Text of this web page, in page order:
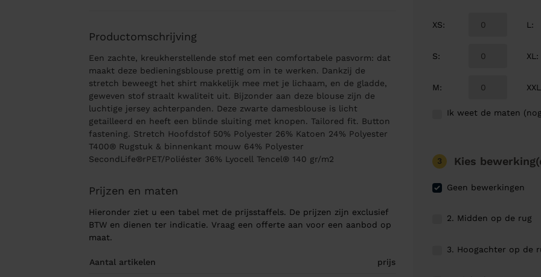
Productomschrijving
Een zachte, kreukherstellende stof met een comfortabele pasvorm: dat
maakt deze bedieningsblouse prettig om in te werken. Dankzij de
stretch beweegt het shirt makkelijk mee met je lichaam, en de gladde,
geweven stof straalt kwaliteit uit. Bijzonder aan deze blouse zijn de
luchtige jersey achterpanden. Deze zwarte damesblouse is licht
getailleerd en heeft een blinde sluiting met knopen. Tailored fit. Button
fastening. Stretch Hoofdstof 50% Polyester 26% Katoen 24% Polyester
T400® Rugstuk & binnenkant mouw 64% Polyester
SecondLife®rPET/Poliéster 36% Lyocell Tencel® 140 gr/m2
Prijzen en maten
Hieronder ziet u een tabel met de prijsstaffels. De prijzen zijn exclusief
BTW en dienen ter indicatie. Vraag een offerte aan voor een aanbod op
maat.
Aantal artikelen prijs
XS:
S:
M:
L :
XL :
XXL
Ik weet de maten
3 Kies
Geen bewerkingen
2. Midden op de rug
3. Hoogachter op de